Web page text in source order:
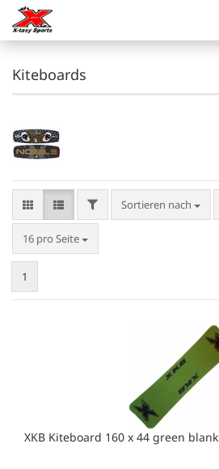
Kiteboards
FILTERSortieren nach
Sortieren nach
16 pro Seite
pro Seite
1
XKB Kiteboard 160 x 44 green blank